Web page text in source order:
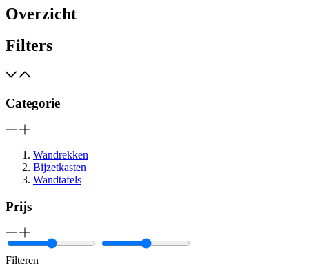
Overzicht
Filters
Categorie
Wandrekken
Bijzetkasten
Wandtafels
Prijs
Filteren